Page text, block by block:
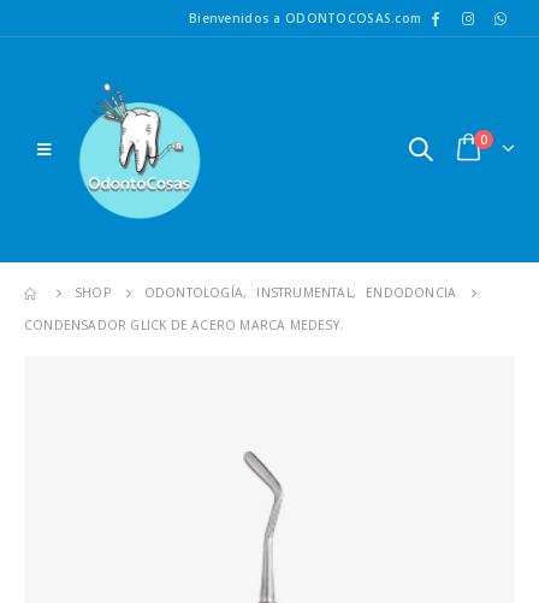
Bienvenidos a ODONTOCOSAS.com
0
SHOP ODONTOLOGÍA, INSTRUMENTAL ,
ENDODONCIA
CONDENSADOR GLICK DE ACERO MARCA MEDESY.